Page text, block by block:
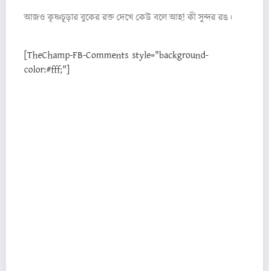
আজও কৃষ্ণচূড়ার বুকের রক্ত দেখে কেউ বলে আহ! কী সুন্দর রঙ।
[TheChamp-FB-Comments style="background-
color:#fff;"]